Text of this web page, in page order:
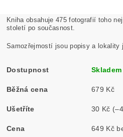
Kniha obsahuje 475 fotografií toho
století po současnost.
Samozřejmostí jsou popisy a lokality
Dostupnost Skladem
Běžná cena 679 Kč
Ušetříte 30 Kč
Cena